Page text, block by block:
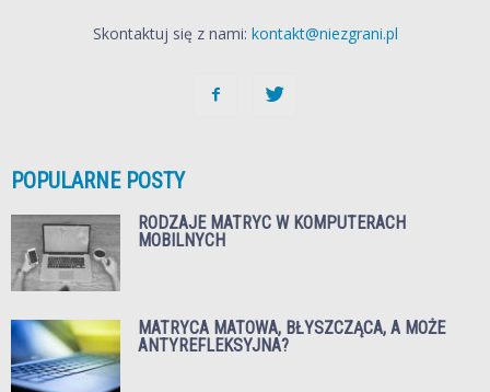
Skontaktuj się z nami: kontakt@niezgrani.pl
POPULARNE POSTY
RODZAJE MATRYC W KOMPUTERACH
MOBILNYCH
MATRYCA MATOWA, BŁYSZCZĄCA, A MOŻE
ANTYREFLEKSYJNA?